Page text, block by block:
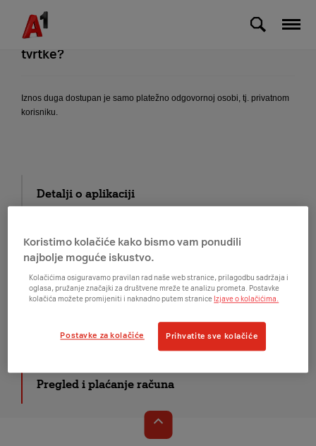
Skip to Main Content
Mogu li vidjeti dugovanja mojih zaposlenika
koji imaju privatni dio računa unutar moje
tvrtke?
Iznos duga dostupan je samo platežno odgovornoj osobi, tj. privatnom
korisniku.
Detalji o aplikaciji
Pregled i plaćanje računa
Koristimo kolačiće kako bismo vam ponudili
najbolje moguće iskustvo.
Kolačićima osiguravamo pravilan rad naše web stranice, prilagodbu sadržaja i
oglasa, pružanje značajki za društvene mreže te analizu prometa. Postavke
kolačića možete promijeniti i naknadno putem stranice Izjave o kolačićima.
Postavke za kolačiće Prihvatite sve kolačiće